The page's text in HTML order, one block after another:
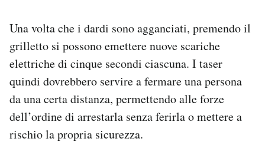
Una volta che i dardi sono agganciati, premendo il
grilletto si possono emettere nuove scariche
elettriche di cinque secondi ciascuna. I taser
quindi dovrebbero servire a fermare una persona
da una certa distanza, permettendo alle forze
dell’ordine di arrestarla senza ferirla o mettere a
rischio la propria sicurezza.